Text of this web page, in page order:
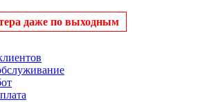
даже по выходным